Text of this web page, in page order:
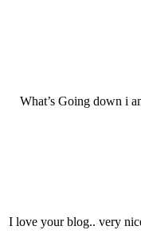
What’s Going down i
I love your blog.. very